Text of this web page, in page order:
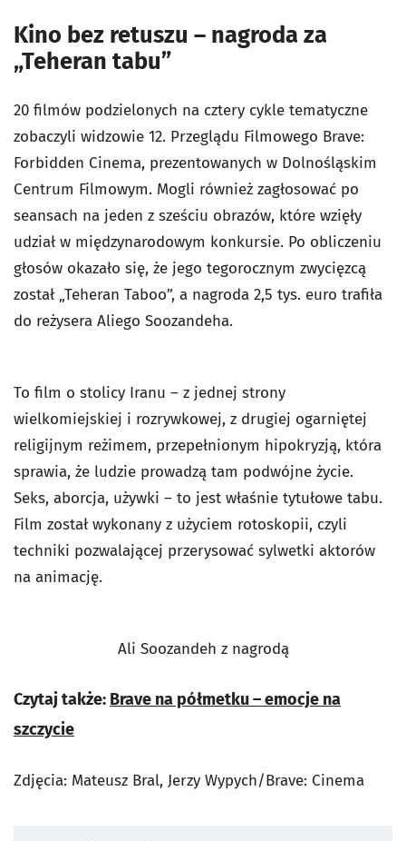
Kino bez retuszu – nagroda za
„Teheran tabu”
20 filmów podzielonych na cztery cykle tematyczne
zobaczyli widzowie 12. Przeglądu Filmowego Brave:
Forbidden Cinema, prezentowanych w Dolnośląskim
Centrum Filmowym. Mogli również zagłosować po
seansach na jeden z sześciu obrazów, które wzięły
udział w międzynarodowym konkursie. Po obliczeniu
głosów okazało się, że jego tegorocznym zwycięzcą
został „Teheran Taboo”, a nagroda 2,5 tys. euro trafiła
do reżysera Aliego Soozandeha.
To film o stolicy Iranu – z jednej strony
wielkomiejskiej i rozrywkowej, z drugiej ogarniętej
religijnym reżimem, przepełnionym hipokryzją, która
sprawia, że ludzie prowadzą tam podwójne życie.
Seks, aborcja, używki – to jest właśnie tytułowe tabu.
Film został wykonany z użyciem rotoskopii, czyli
techniki pozwalającej przerysować sylwetki aktorów
na animację.
Ali Soozandeh z nagrodą
Czytaj także: Brave na półmetku – emocje na
szczycie
Zdjęcia: Mateusz Bral, Jerzy Wypych/Brave: Cinema